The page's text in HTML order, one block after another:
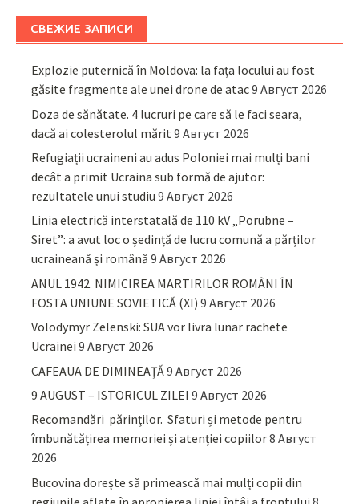
СВЕЖИЕ ЗАПИСИ
Explozie puternică în Moldova: la fața locului au fost
găsite fragmente ale unei drone de atac9 Август 2026
Doza de sănătate. 4 lucruri pe care să le faci seara,
dacă ai colesterolul mărit 9 Август 2026
Refugiații ucraineni au adus Poloniei mai mulți bani
decât a primit Ucraina sub formă de ajutor:
rezultatele unui studiu 9 Август 2026
Linia electrică interstatală de 110 kV „Porubne –
Siret”: a avut loc o ședință de lucru comună a părților
ucraineană și română 9 Август 2026
ANUL 1942. NIMICIREA MARTIRILOR ROMÂNI ÎN
FOSTA UNIUNE SOVIETICĂ (XI) 9 Август 2026
Volodymyr Zelenski: SUA vor livra lunar rachete
Ucrainei 9 Август 2026
CAFEAUA DE DIMINEAȚĂ9 Август 2026
9 AUGUST – ISTORICUL ZILEI 9 Август 2026
Recomandări părinţilor. Sfaturi și metode pentru
îmbunătățirea memoriei și atenției copiilor8 Август
2026
Bucovina dorește să primească mai mulți copii din